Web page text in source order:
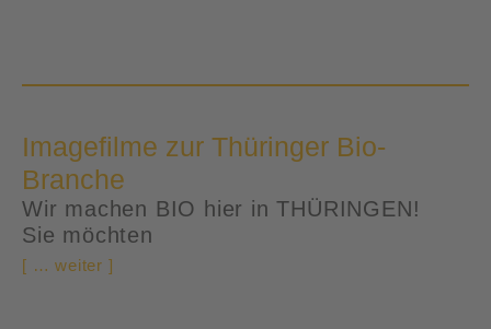
Imagefilme zur Thüringer Bio-
Branche
Wir machen BIO hier in THÜRINGEN!
Sie möchten
[ … weiter ]